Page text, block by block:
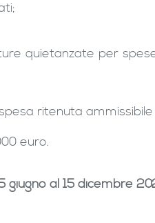
quietanzate per
ritenuta
euro.
giugno al 15 dicembre